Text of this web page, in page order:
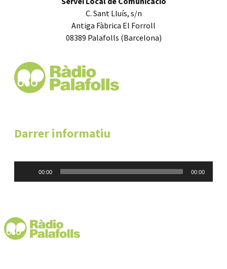
C. Sant Lluís, s/n
Antiga Fàbrica El Forroll
08389 Palafolls (Barcelona)
Darrer informatiu
00:00 00:00